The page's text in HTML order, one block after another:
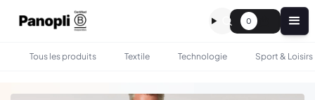
0
Tous les produits Textile Technologie Sport & Loisirs